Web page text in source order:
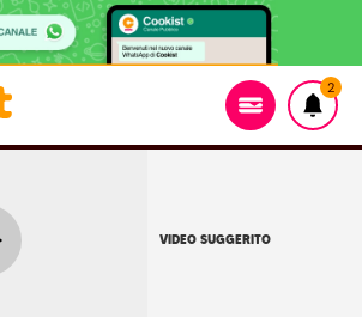
2
VIDEO SUGGERITO